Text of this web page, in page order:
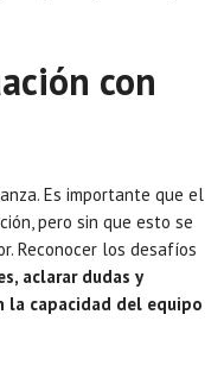
con
Es importante que el
pero sin que esto se
Reconocer los desafíos
aclarar dudas y
capacidad del equipo